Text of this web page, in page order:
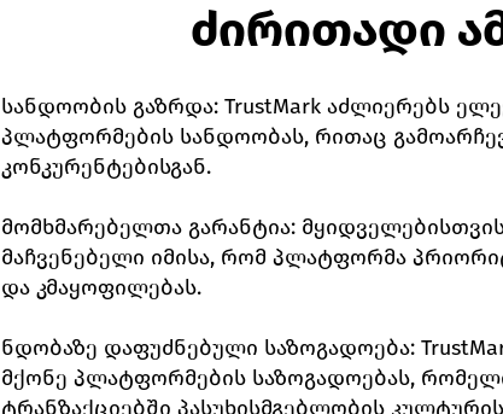
ძირითადი
სანდოობის გაზრდა: TrustMark აძლიერებს
პლატფორმების სანდოობას, რითაც
კონკურენტებისგან.
მომხმარებელთა გარანტია:
მაჩვენებელი იმისა, რომ პლატფორმა
და კმაყოფილებას.​
ნდობაზე დაფუძნებული საზოგადოება:
მქონე პლატფორმების საზოგადოებას,
ტრანზაქციებში პასუხისმგებლობის